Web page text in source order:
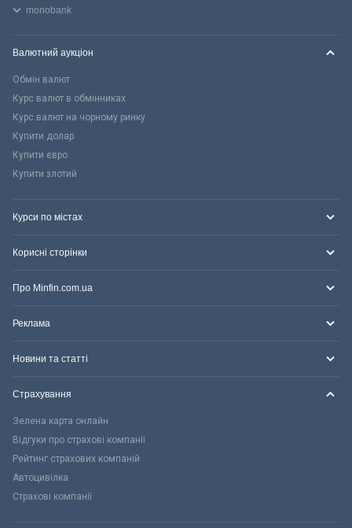
monobank
Валютний аукціон
Обмін валют
Курс валют в обмінниках
Курс валют на чорному ринку
Купити долар
Купити євро
Купити злотий
Курси по містах
Корисні сторінки
Про Minfin.com.ua
Реклама
Новини та статті
Страхування
Зелена карта онлайн
Відгуки про страхові компанії
Рейтинг страхових компаній
Автоцивілка
Страхові компанії